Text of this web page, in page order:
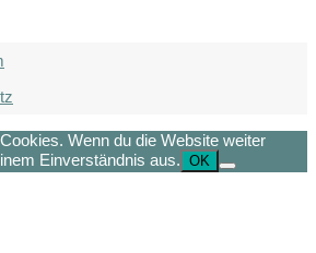
Wenn du die Website weiter
Einverständnis aus. OK